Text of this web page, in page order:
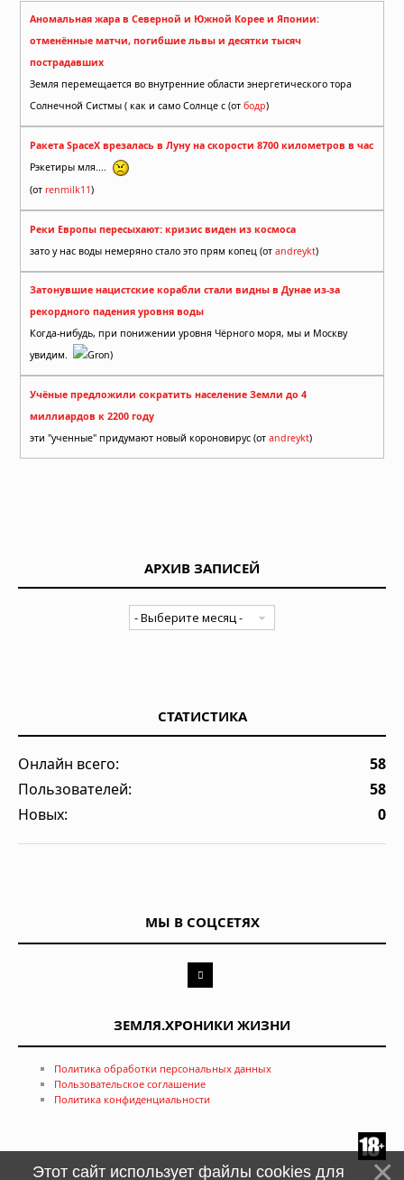
Аномальная жара в Северной и Южной Корее и Японии:
отменённые матчи, погибшие львы и десятки тысяч
пострадавших
Земля перемещается во внутренние области энергетического тора
Солнечной Систмы ( как и само Солнце с (от бодр)
Ракета SpaceX врезалась в Луну на скорости 8700 километров в час
Рэкетиры мля....
(от renmilk11)
Реки Европы пересыхают: кризис виден из космоса
зато у нас воды немеряно стало это прям копец (от andreykt)
Затонувшие нацистские корабли стали видны в Дунае из-за
рекордного падения уровня воды
Когда-нибудь, при понижении уровня Чёрного моря, мы и Москву
увидим.
Gron)
Учёные предложили сократить население Земли до 4
миллиардов к 2200 году
эти "ученные" придумают новый короновирус (от andreykt)
АРХИВ ЗАПИСЕЙ
СТАТИСТИКА
Онлайн всего:
58
Пользователей:
58
Новых:
0
МЫ В СОЦСЕТЯХ
ЗЕМЛЯ.ХРОНИКИ ЖИЗНИ
Политика обработки персональных данных
Пользовательское соглашение
Политика конфиденциальности
Этот сайт использует файлы cookies для